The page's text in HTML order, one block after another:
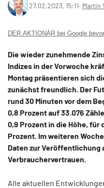
27.02.2023, 15:11‧ Martin
DER AKTIONÄR bei Google
Die wieder zunehmende
Indizes in der Vorwoche
Montag präsentieren sich
zunächst freundlich. Der
rund 30 Minuten vor dem
0,8 Prozent auf 33.076
0,9 Prozent in die Höhe, für
Prozent. Im weiteren
Daten zur Veröffentlichung
Verbrauchervertrauen.
Alle aktuellen